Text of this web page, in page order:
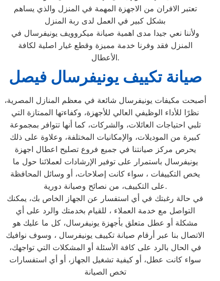
تعتبر الافران من الاجهزة المهمة في المنزل والذي يساهم
بشكل كبير في العمل لدى ربة المنزل
ولأننا نعي جيدا مدى اهمية صيانة ميكروويف يونيفرسال في
المنزل فقد وفرنا خدمة مميزة وقطع غيار اصلية لكافة
الأعطال.
صيانة تكييف يونيفرسال فيصل
أصبحت مكيفات يونيفرسال شائعة في معظم المنازل المصرية،
نظرًا للأداء الوظيفي العالي للأجهزة، وكفاءتها الممتازة التي
تلبي احتياجات العائلات، والشركات، كما أنها تتوافر بمجموعة
كبيرة من الموديلات، والإمكانيات المختلفة، وعلاوة على ذلك
يحرص مركز صيانتنا في جميع فروع تصليح اعطال اجهزة
يونيفرسال باستمرار على توفير الإرشادات لعملائنا حول ما
يخص التكييفات ، سواء كانت إصلاحات، أو وسائل المحافظة
على التكييف، من نصائح وصيانة دورية.
في حالة رغبتك في أي استفسار عن الجهاز الخاص بك، يمكنك
التواصل مع خدمة العملاء ، للقيام بخدمتك والرد على أي
مشكلة أو عطل متعلق بأجهزة يونيفرسال، كل ما عليك هو
الاتصال بنا عبر أرقام صيانة تكييف يونيفرسال ، وسوف نوافيك
في الحال بالرد على كافة الأسئلة أو المشكلات التي تواجهك،
سواء كانت عطل، أو كيفية تشغيل الجهاز، أو أي استفسارات
تخص الصيانة